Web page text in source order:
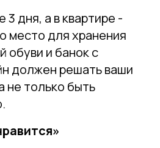
3 дня, а в квартире -
место для хранения
обуви и банок с
должен решать ваши
не только быть